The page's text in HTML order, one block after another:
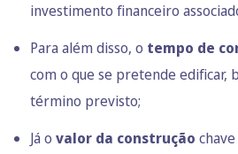
investimento financeiro
Para além disso, o tempo de
com o que se pretende edificar,
término previsto;
Já o valor da construção